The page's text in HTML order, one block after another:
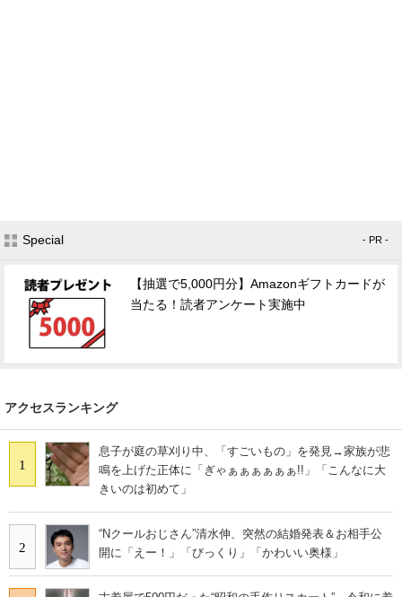
Special - PR -
【抽選で5,000円分】Amazonギフトカードが
当たる！読者アンケート実施中
アクセスランキング
1
息子が庭の草刈り中、「すごいもの」を発見→家族が悲
鳴を上げた正体に「ぎゃぁぁぁぁぁぁ!!」「こんなに大
きいのは初めて」
2
“Nクールおじさん”清水伸、突然の結婚発表＆お相手公
開に「えー！」「びっくり」「かわいい奥様」